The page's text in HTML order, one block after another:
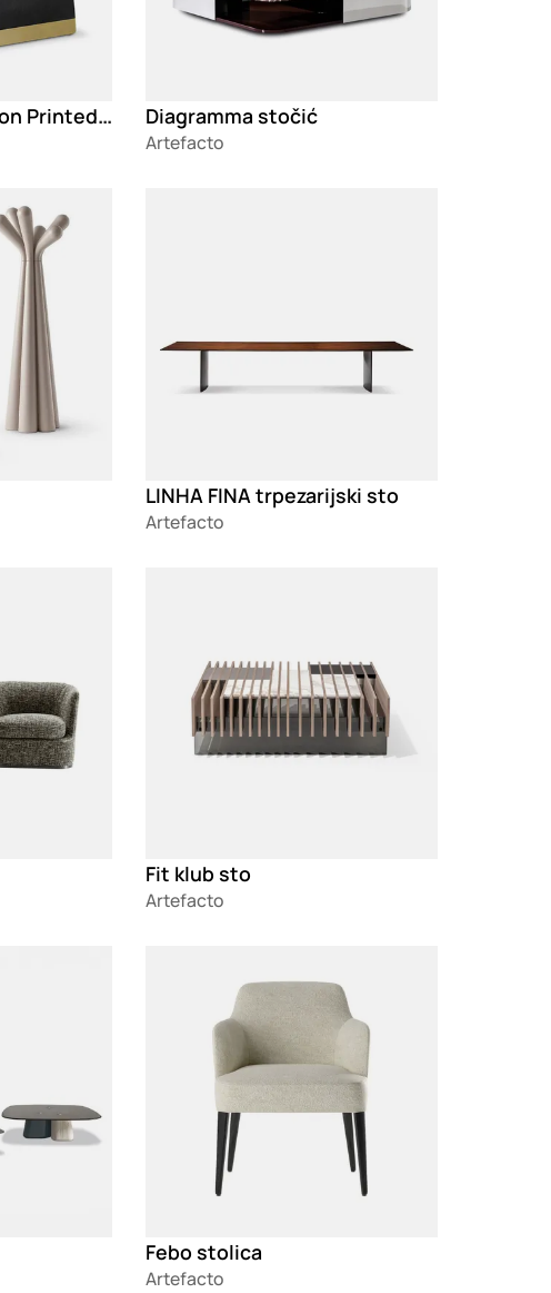
Greta Special Edition Printed fotelja Diagramma stočić
Artefacto
LINHA FINA trpezarijski sto
Artefacto
Fit klub sto
Artefacto
Febo stolica
Artefacto